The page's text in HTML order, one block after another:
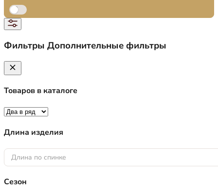
Фильтры Дополнительные фильтры
Товаров в каталоге
Длина изделия
Длина по спинке
Сезон